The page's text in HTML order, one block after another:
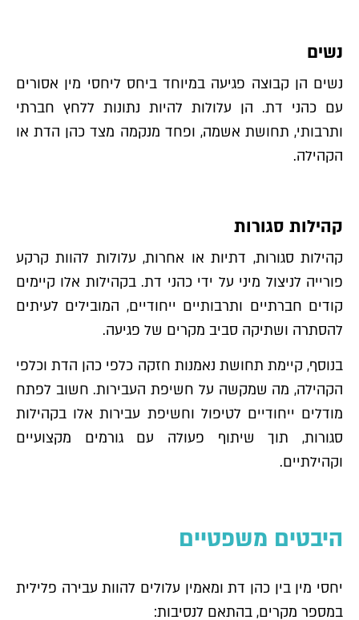
נשים
נשים הן קבוצה פגיעה במיוחד ביחס ליחסי מין אסורים
עם כהני דת. הן עלולות להיות נתונות ללחץ חברתי
ותרבותי, תחושת אשמה, ופחד מנקמה מצד כהן הדת או
הקהילה.
קהילות סגורות
קהילות סגורות, דתיות או אחרות, עלולות להוות קרקע
פורייה לניצול מיני על ידי כהני דת. בקהילות אלו קיימים
קודים חברתיים ותרבותיים ייחודיים, המובילים לעיתים
להסתרה ושתיקה סביב מקרים של פגיעה.
בנוסף, קיימת תחושת נאמנות חזקה כלפי כהן הדת וכלפי
הקהילה, מה שמקשה על חשיפת העבירות. חשוב לפתח
מודלים ייחודיים לטיפול וחשיפת עבירות אלו בקהילות
סגורות, תוך שיתוף פעולה עם גורמים מקצועיים
וקהילתיים.
היבטים משפטיים
יחסי מין בין כהן דת ומאמין עלולים להוות עבירה פלילית
במספר מקרים, בהתאם לנסיבות: